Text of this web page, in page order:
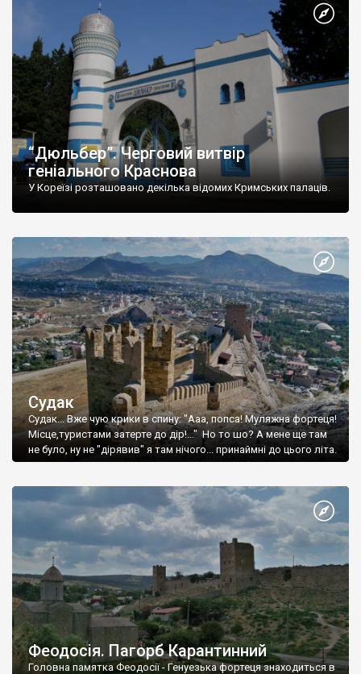
“Дюльбер”. Черговий витвір
геніального Краснова
У Кореїзі розташовано декілька відомих Кримських палаців.
Судак
Судак... Вже чую крики в спину: "Ааа, попса! Муляжна фортеця!
Місце,туристами затерте до дір!..." Но то шо? А мене ще там
не було, ну не "дірявив" я там нічого... принаймні до цього літа.
Феодосія. Пагорб Карантинний
Головна памятка Феодосії - Генуезька фортеця знаходиться в